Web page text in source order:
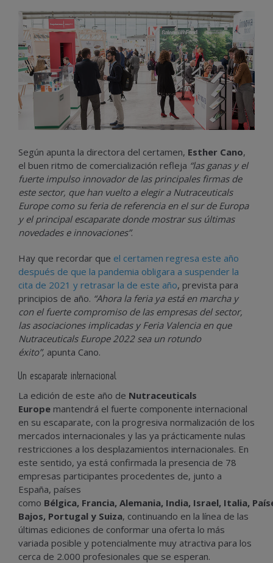
Según apunta la directora del certamen, Esther Cano,
el buen ritmo de comercialización refleja “las ganas y el
fuerte impulso innovador de las principales firmas de
este sector, que han vuelto a elegir a Nutraceuticals
Europe como su feria de referencia en el sur de Europa
y el principal escaparate donde mostrar sus últimas
novedades e innovaciones”.
Hay que recordar que el certamen regresa este año
después de que la pandemia obligara a suspender la
cita de 2021 y retrasar la de este año, prevista para
principios de año. “Ahora la feria ya está en marcha y
con el fuerte compromiso de las empresas del sector,
las asociaciones implicadas y Feria Valencia en que
Nutraceuticals Europe 2022 sea un rotundo
éxito”, apunta Cano.
Un escaparate internacional
La edición de este año de Nutraceuticals
Europe mantendrá el fuerte componente internacional
en su escaparate, con la progresiva normalización de los
mercados internacionales y las ya prácticamente nulas
restricciones a los desplazamientos internacionales. En
este sentido, ya está confirmada la presencia de 78
empresas participantes procedentes de, junto a
España, países
como Bélgica, Francia, Alemania, India, Israel, Italia,
Bajos, Portugal y Suiza, continuando en la línea de las
últimas ediciones de conformar una oferta lo más
variada posible y potencialmente muy atractiva para los
cerca de 2.000 profesionales que se esperan.